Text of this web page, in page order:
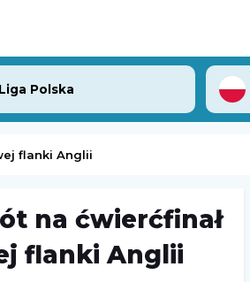
Polska
flanki Anglii
na ćwierćfinał
flanki Anglii